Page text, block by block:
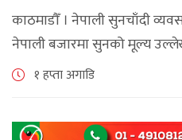
काठमाडौँ । नेपाली सुनचाँदी
नेपाली बजारमा सुनको मूल्य
अनुसार छापावाल सुनको मूल्य आज
१ हप्ता अगाडि